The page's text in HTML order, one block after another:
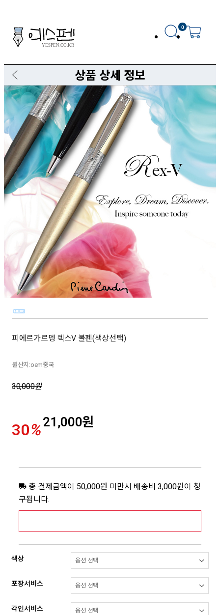
0
상품 상세 정보
피에르가르뎅 렉스V 볼펜(색상선택)
원산지:oem중국
30,000원
30%21,000원
총 결제금액이 50,000원 미만시 배송비 3,000원이 청
구됩니다.
색상
포장서비스
각인서비스